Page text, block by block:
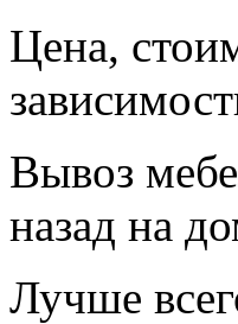
Цена,
Вывоз
назад на
Лучше